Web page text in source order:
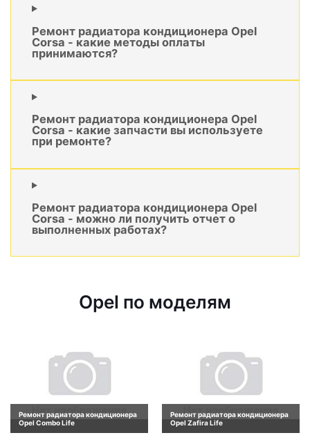
Ремонт радиатора кондиционера Opel
Corsa - какие методы оплаты
принимаются?
Ремонт радиатора кондиционера Opel
Corsa - какие запчасти вы используете
при ремонте?
Ремонт радиатора кондиционера Opel
Corsa - можно ли получить отчет о
выполненных работах?
Opel по моделям
Ремонт радиатора кондиционера
Opel Combo Life
Ремонт радиатора кондиционера
Opel Zafira Life